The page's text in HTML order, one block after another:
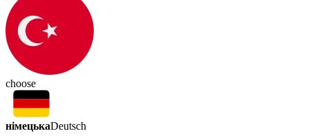
choose
німецькаDeutsch